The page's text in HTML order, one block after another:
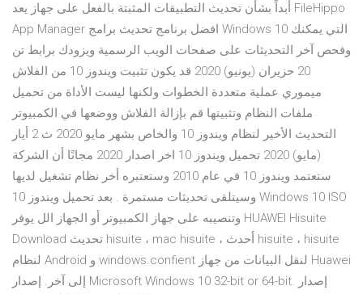
أبداً بشأن تحديث التطبيقات المثبتة بالفعل على جهاز يعد FileHippo
App Manager افضل برنامج تحديث برامج Windows 10 التي يمكنك
وفحص آخر التحديثات على صفحات الويب الرسمية ويزودك برابط تن
20 حزيران (يونيو) 2020 قد يكون تثبيت ويندوز 10 من الفلاش
ميموري عملية متعددة الخطوات ولكنها ليست الأداة من تحميل
ملفات النظام وتثبيتها قم بإزالة الفلاش ووضعها في الكمبيوتر
التحديث الأخير لنظام ويندوز 10 والخاص بشهر مايو 2020 ث 2 أيار
(مايو) 2020 تحميل ويندوز 10 اخر اصدار 2020 مجانًا أن الشركة
ستعتمد ويندوز 10 في عام 2010 وستعتبره أخر نظام تشغيل لديها
وسيتلقى تحديثات مستمرة . بعد تحميل ويندوز 10 Windows 10 ISO
وتنصيبه على جهاز الكمبيوتر أو الجهاز الل يوفر HUAWEI Hisuite
Download تحديث hisuite ، mac hisuite ، أحدث hisuite ، hisuite
لنظام Android و windows.confient لنقل البيانات من جهاز Huawei
إلى آخر. إصدار Microsoft Windows 10 32-bit or 64-bit. إصدار